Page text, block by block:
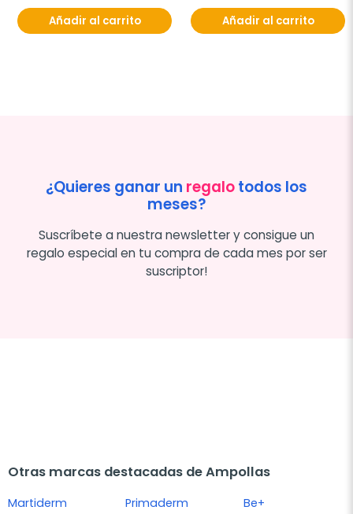
Añadir al carrito Añadir al carrito
¿Quieres ganar un regalotodos los
meses?
Suscríbete a nuestra newsletter y consigue un
regalo especial en tu compra de cada mes por ser
suscriptor!
Otras marcas destacadas de Ampollas
Martiderm
Primaderm
Be+